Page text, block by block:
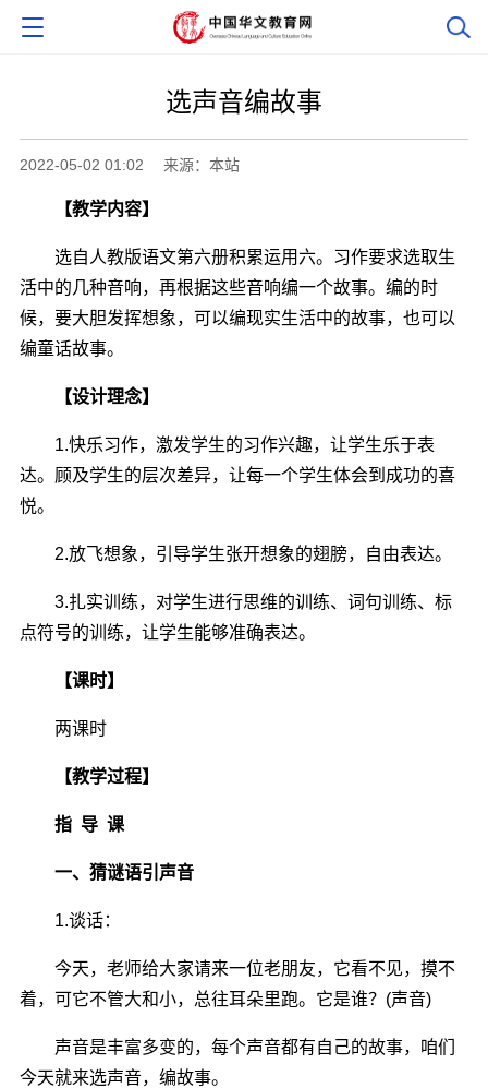
选声音编故事
2022-05-02 01:02 来源：本站
【教学内容】
选自人教版语文第六册积累运用六。习作要求选取生
活中的几种音响，再根据这些音响编一个故事。编的时
候，要大胆发挥想象，可以编现实生活中的故事，也可以
编童话故事。
【设计理念】
1.快乐习作，激发学生的习作兴趣，让学生乐于表
达。顾及学生的层次差异，让每一个学生体会到成功的喜
悦。
2.放飞想象，引导学生张开想象的翅膀，自由表达。
3.扎实训练，对学生进行思维的训练、词句训练、标
点符号的训练，让学生能够准确表达。
【课时】
两课时
【教学过程】
指 导 课
一、猜谜语引声音
1.谈话：
今天，老师给大家请来一位老朋友，它看不见，摸不
着，可它不管大和小，总往耳朵里跑。它是谁？(声音)
声音是丰富多变的，每个声音都有自己的故事，咱们
今天就来选声音，编故事。